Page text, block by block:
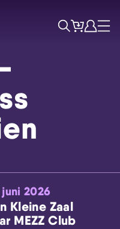
ZoekTicketsAccount
Menu
2026
Kleine Zaal
MEZZ Club